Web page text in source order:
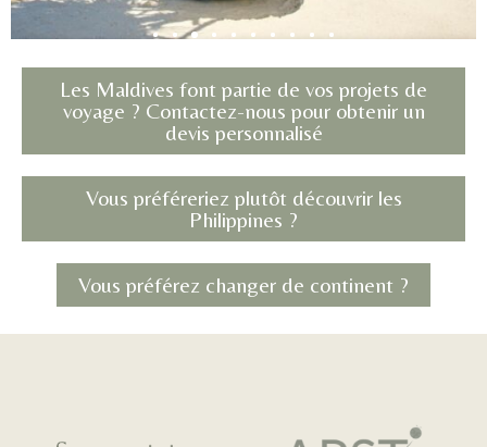
Les Maldives font partie de vos projets de
voyage ? Contactez-nous pour obtenir un
devis personnalisé
Vous préféreriez plutôt découvrir les
Philippines ?
Vous préférez changer de continent ?